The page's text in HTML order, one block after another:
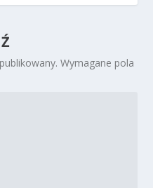
Wymagane pola